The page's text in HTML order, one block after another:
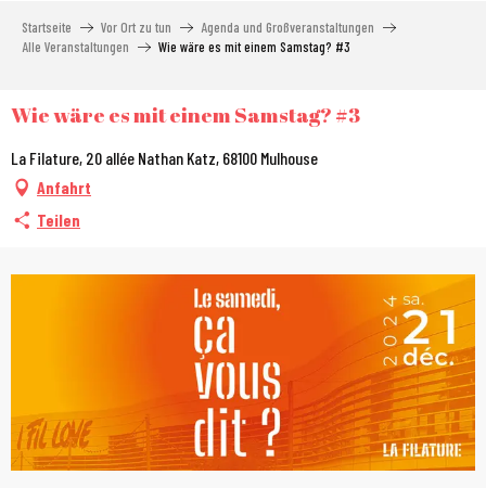
Startseite Vor Ort zu tun
Agenda und Großveranstaltungen
Alle Veranstaltungen
Wie wäre es mit einem Samstag? #3
Wie wäre es mit einem Samstag? #3
La Filature, 20 allée Nathan Katz, 68100 Mulhouse
Anfahrt
Teilen